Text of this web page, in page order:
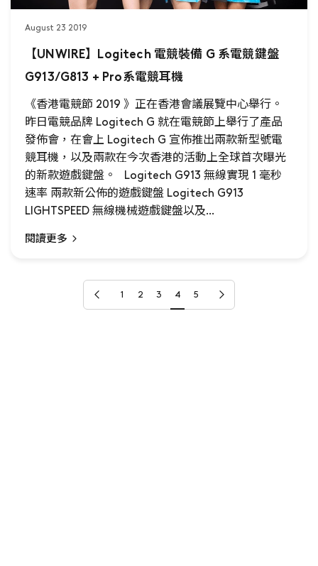
August 23 2019
【UNWIRE】Logitech 電競裝備 G 系電競鍵盤
G913/G813 + Pro系電競耳機
《香港電競節 2019 》正在香港會議展覽中心舉行。
昨日電競品牌 Logitech G 就在電競節上舉行了產品
發佈會，在會上 Logitech G 宣佈推出兩款新型號電
競耳機，以及兩款在今次香港的活動上全球首次曝光
的新款遊戲鍵盤。 Logitech G913 無線實現 1 毫秒
速率 兩款新公佈的遊戲鍵盤 Logitech G913
LIGHTSPEED 無線機械遊戲鍵盤以及...
閱讀更多
上一頁 1 2 3 4 5 下一頁